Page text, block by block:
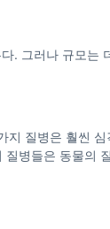
. 그러나 규모는
지 질병은 훨씬 심
병들은 동물의